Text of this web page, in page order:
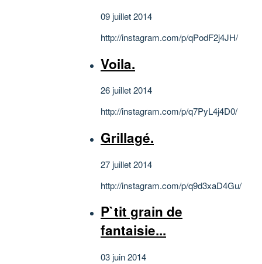
09 juillet 2014
http://instagram.com/p/qPodF2j4JH/
Voila.
26 juillet 2014
http://instagram.com/p/q7PyL4j4D0/
Grillagé.
27 juillet 2014
http://instagram.com/p/q9d3xaD4Gu/
P`tit grain de
fantaisie...
03 juin 2014